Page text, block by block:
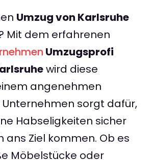
Umzug von Karlsruhe
Mit dem erfahrenen
Umzugsprofi
wird diese
angenehmen
Unternehmen sorgt dafür,
Habseligkeiten sicher
ans Ziel kommen. Ob es
Möbelstücke oder